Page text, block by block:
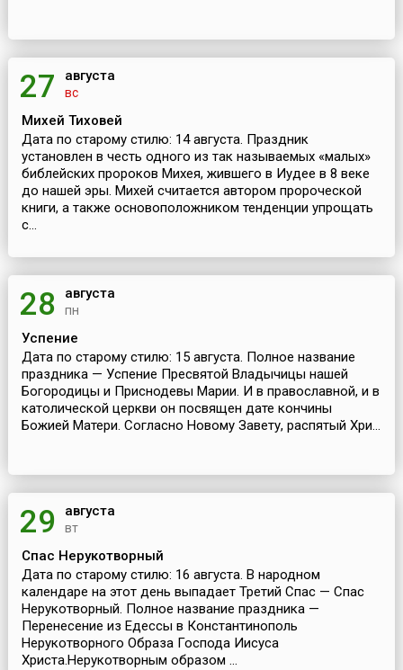
27 августа
вс
Михей Тиховей
Дата по старому стилю: 14 августа. Праздник
установлен в честь одного из так называемых «малых»
библейских пророков Михея, жившего в Иудее в 8 веке
до нашей эры. Михей считается автором пророческой
книги, а также основоположником тенденции упрощать
с...
28 августа
пн
Успение
Дата по старому стилю: 15 августа. Полное название
праздника — Успение Пресвятой Владычицы нашей
Богородицы и Приснодевы Марии. И в православной, и в
католической церкви он посвящен дате кончины
Божией Матери. Согласно Новому Завету, распятый Хри...
29 августа
вт
Спас Нерукотворный
Дата по старому стилю: 16 августа. В народном
календаре на этот день выпадает Третий Спас — Спас
Нерукотворный. Полное название праздника —
Перенесение из Едессы в Константинополь
Нерукотворного Образа Господа Иисуса
Христа.Нерукотворным образом ...